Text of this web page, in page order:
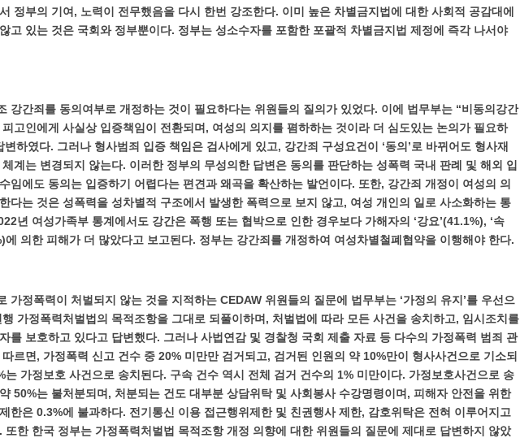
정부의 기여, 노력이 전무했음을 다시 한번 강조한다. 이미 높은 차별금지법에 대한 사회적 공감대에
고 있는 것은 국회와 정부뿐이다. 정부는 성소수자를 포함한 포괄적 차별금지법 제정에 즉각 나서야
강간죄를 동의여부로 개정하는 것이 필요하다는 위원들의 질의가 있었다. 이에 법무부는 “비동의강간
피고인에게 사실상 입증책임이 전환되며, 여성의 의지를 폄하하는 것이라 더 심도있는 논의가 필요하
변하였다. 그러나 형사범죄 입증 책임은 검사에게 있고, 강간죄 구성요건이 ‘동의’로 바뀌어도 형사재
계는 변경되지 않는다. 이러한 정부의 무성의한 답변은 동의를 판단하는 성폭력 국내 판례 및 해외 입
임에도 동의는 입증하기 어렵다는 편견과 왜곡을 확산하는 발언이다. 또한, 강간죄 개정이 여성의 의
다는 것은 성폭력을 성차별적 구조에서 발생한 폭력으로 보지 않고, 여성 개인의 일로 사소화하는 통
년 여성가족부 통계에서도 강간은 폭행 또는 협박으로 인한 경우보다 가해자의 ‘강요’(41.1%), ‘속
에 의한 피해가 더 많았다고 보고된다. 정부는 강간죄를 개정하여 여성차별철폐협약을 이행해야 한다.
가정폭력이 처벌되지 않는 것을 지적하는 CEDAW 위원들의 질문에 법무부는 ‘가정의 유지’를 우선으
행 가정폭력처벌법의 목적조항을 그대로 되풀이하며, 처벌법에 따라 모든 사건을 송치하고, 임시조치를
를 보호하고 있다고 답변했다. 그러나 사법연감 및 경찰청 국회 제출 자료 등 다수의 가정폭력 범죄 관
르면, 가정폭력 신고 건수 중 20% 미만만 검거되고, 검거된 인원의 약 10%만이 형사사건으로 기소되
는 가정보호 사건으로 송치된다. 구속 건수 역시 전체 검거 건수의 1% 미만이다. 가정보호사건으로 송
50%는 불처분되며, 처분되는 건도 대부분 상담위탁 및 사회봉사 수강명령이며, 피해자 안전을 위한
한은 0.3%에 불과하다. 전기통신 이용 접근행위제한 및 친권행사 제한, 감호위탁은 전혀 이루어지고
또한 한국 정부는 가정폭력처벌법 목적조항 개정 의향에 대한 위원들의 질문에 제대로 답변하지 않았